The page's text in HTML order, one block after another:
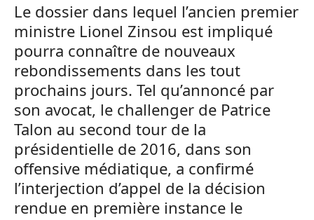
Le dossier dans lequel l’ancien premier
ministre Lionel Zinsou est impliqué
pourra connaître de nouveaux
rebondissements dans les tout
prochains jours. Tel qu’annoncé par
son avocat, le challenger de Patrice
Talon au second tour de la
présidentielle de 2016, dans son
offensive médiatique, a confirmé
l’interjection d’appel de la décision
rendue en première instance le